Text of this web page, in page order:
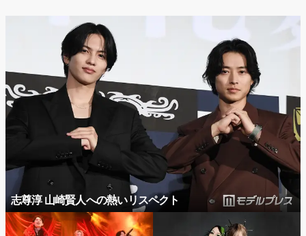
志尊淳 山崎賢人への熱いリスペクト